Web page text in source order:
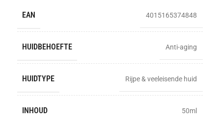
EAN 4015165374848
HUIDBEHOEFTE Anti-aging
HUIDTYPE Rijpe & veeleisende huid
INHOUD 50ml